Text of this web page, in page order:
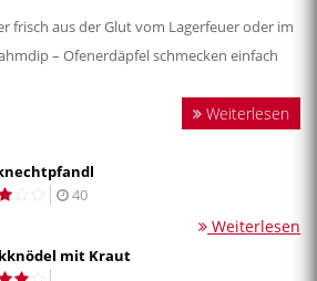
frisch aus der Glut vom Lagerfeuer oder im
– Ofenerdäpfel schmecken einfach
Weiterlesen
40
Weiterlesen
mit Kraut